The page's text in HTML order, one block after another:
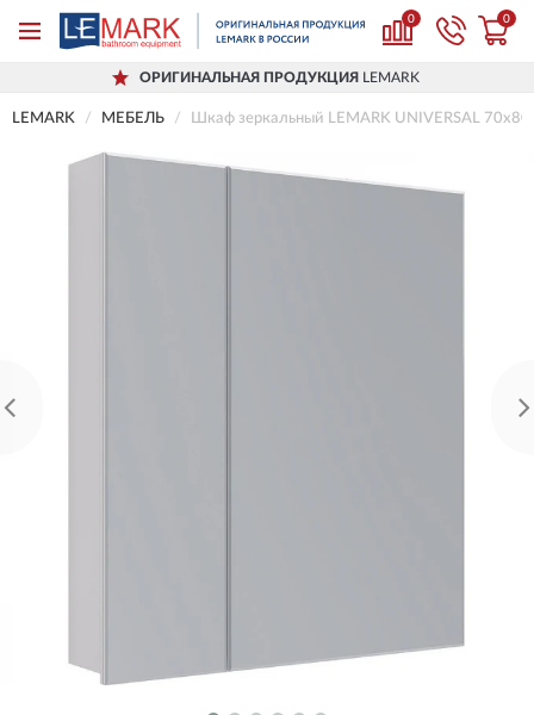
0 0
ОРИГИНАЛЬНАЯ ПРОДУКЦИЯ LEMARK
LEMARK МЕБЕЛЬ Шкаф зеркальный LEMARK UNIVERSAL